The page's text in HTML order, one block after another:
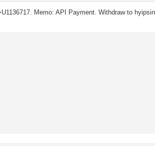
Memo: API Payment. Withdraw to